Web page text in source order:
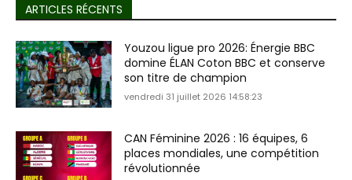
ARTICLES RÉCENTS
Youzou ligue pro 2026: Énergie BBC
domine ÉLAN Coton BBC et conserve
son titre de champion
vendredi 31 juillet 2026 14:58:23
CAN Féminine 2026 : 16 équipes, 6
places mondiales, une compétition
révolutionnée